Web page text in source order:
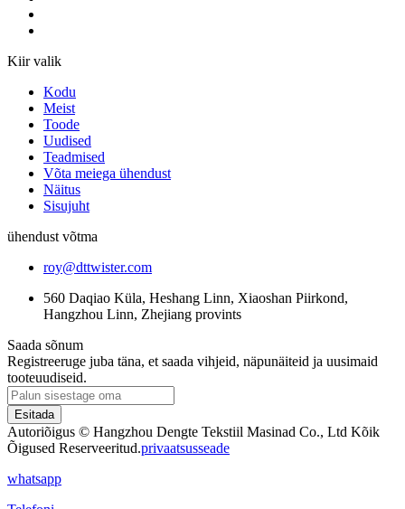
Kiir valik
Kodu
Meist
Toode
Uudised
Teadmised
Võta meiega ühendust
Näitus
Sisujuht
ühendust võtma
roy@dttwister.com
560 Daqiao Küla, Heshang Linn, Xiaoshan Piirkond,
Hangzhou Linn, Zhejiang provints
Saada sõnum
Registreeruge juba täna, et saada vihjeid, näpunäiteid ja uusimaid
tooteuudiseid.
Esitada
Autoriõigus © Hangzhou Dengte Tekstiil Masinad Co., Ltd Kõik
Õigused Reserveeritud.privaatsusseade
whatsapp